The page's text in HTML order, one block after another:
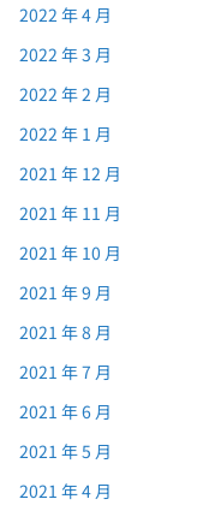
2022 年 4 月
2022 年 3 月
2022 年 2 月
2022 年 1 月
2021 年 12 月
2021 年 11 月
2021 年 10 月
2021 年 9 月
2021 年 8 月
2021 年 7 月
2021 年 6 月
2021 年 5 月
2021 年 4 月